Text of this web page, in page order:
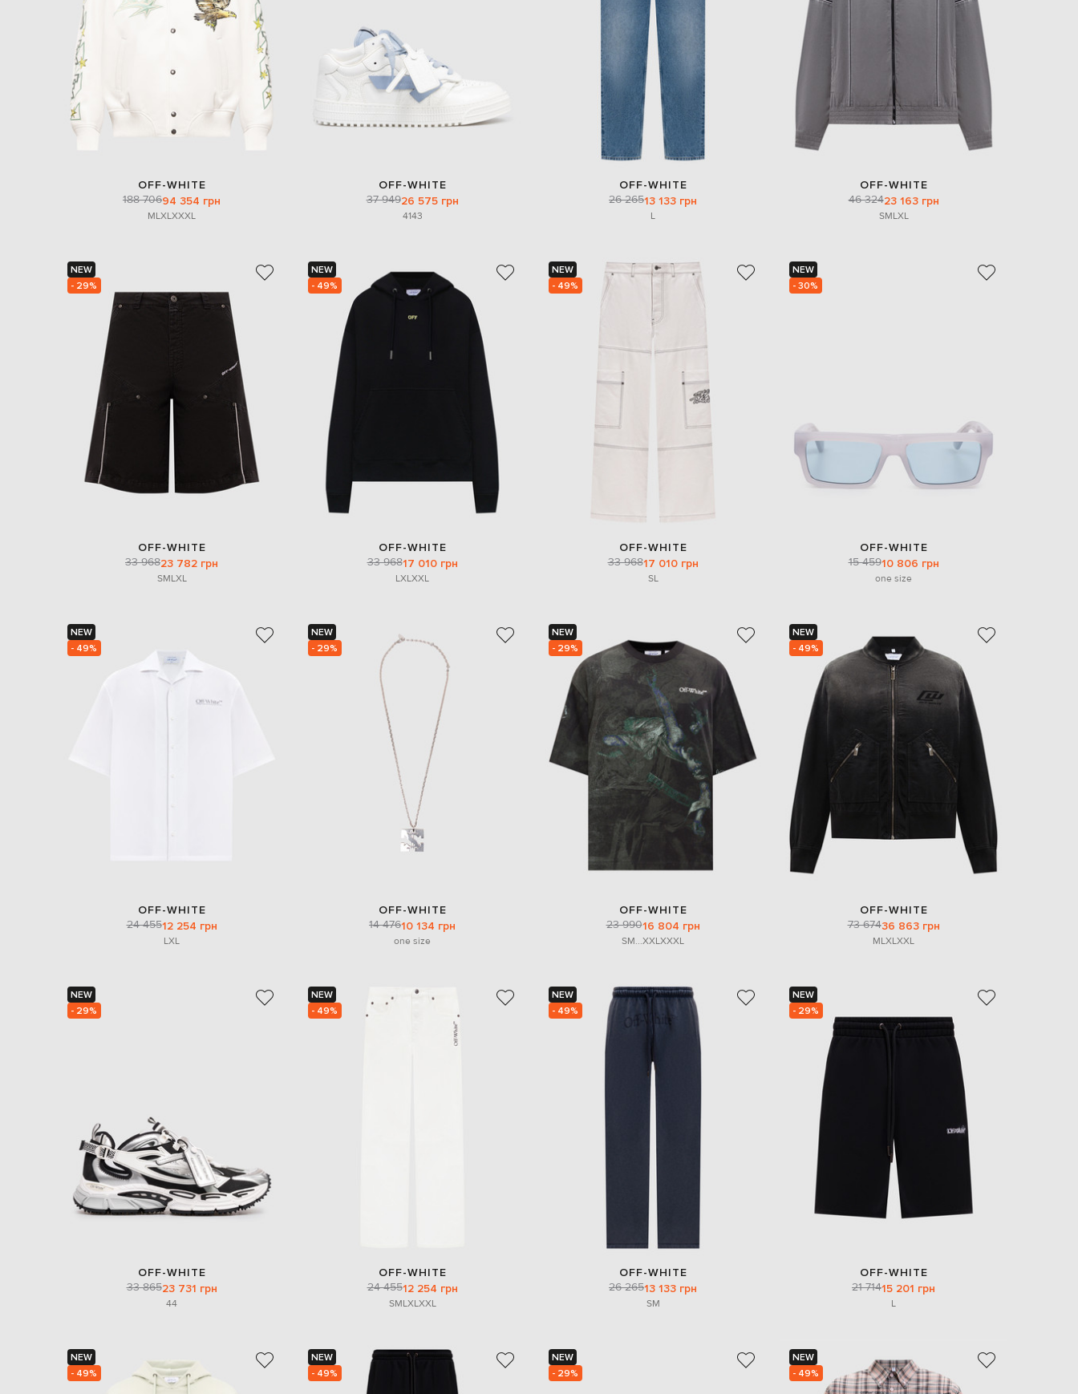
OFF-WHITE
188 70694 354 грн
MLXLXXXL
OFF-WHITE
37 94926 575 грн
4143
OFF-WHITE
26 26513 133 грн
L
OFF-WHITE
46 32423 163 грн
SMLXL
NEW
- 29%
OFF-WHITE
33 96823 782 грн
SMLXL
NEW
- 49%
OFF-WHITE
33 96817 010 грн
LXLXXL
NEW
- 49%
OFF-WHITE
33 96817 010 грн
SL
NEW
- 30%
OFF-WHITE
15 45910 806 грн
one size
NEW
- 49%
OFF-WHITE
24 45512 254 грн
LXL
NEW
- 29%
OFF-WHITE
14 47610 134 грн
one size
NEW
- 29%
OFF-WHITE
23 99016 804 грн
SM...XXLXXXL
NEW
- 49%
OFF-WHITE
73 67436 863 грн
MLXLXXL
NEW
- 29%
OFF-WHITE
33 86523 731 грн
44
NEW
- 49%
OFF-WHITE
24 45512 254 грн
SMLXLXXL
NEW
- 49%
OFF-WHITE
26 26513 133 грн
SM
NEW
- 29%
OFF-WHITE
21 71415 201 грн
L
NEW
- 49%
NEW
- 49%
NEW
- 29%
NEW
- 49%